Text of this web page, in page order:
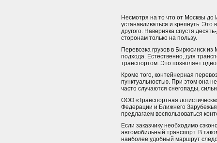
Несмотря на то что от Москвы
устанавливаться и крепнуть. Это
другого. Наверняка спустя
сторонам только на пользу.
Перевозка грузов в Бирюсинск
подхода. Естественно, для
транспортом. Это позволяет
Кроме того, контейнерная
пунктуальностью. При этом она
часто случаются снегопады,
ООО «Транспортная
Федерации и Ближнего
предлагаем воспользоваться
Если заказчику необходимо
автомобильный транспорт. В
наиболее удобный маршрут